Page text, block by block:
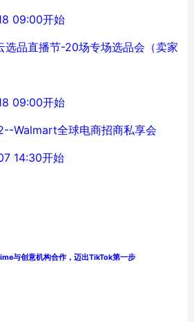
09:00开始
品直播节-20场专场选品会（卖家
09:00开始
Walmart全球电商招商私享会
14:30开始
与创意机构合作，迈出TikTok第一步